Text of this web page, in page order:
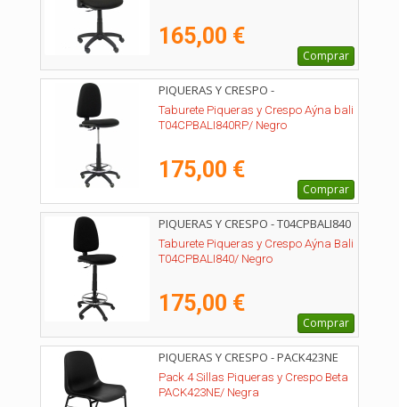
165,00 €
Comprar
PIQUERAS Y CRESPO -
T04CPBALI840RP
Taburete Piqueras y Crespo Aýna bali
T04CPBALI840RP/ Negro
175,00 €
Comprar
PIQUERAS Y CRESPO - T04CPBALI840
Taburete Piqueras y Crespo Aýna Bali
T04CPBALI840/ Negro
175,00 €
Comprar
PIQUERAS Y CRESPO - PACK423NE
Pack 4 Sillas Piqueras y Crespo Beta
PACK423NE/ Negra